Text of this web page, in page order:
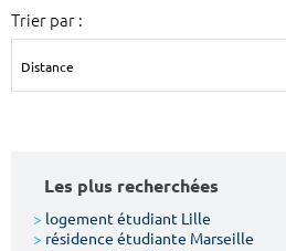
Type de location
Trier par :
Les plus recherchées
> logement étudiant Lille
> résidence étudiante Marseille